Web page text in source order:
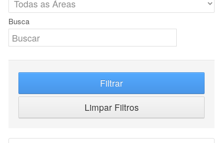
Busca
Filtrar
Limpar Filtros